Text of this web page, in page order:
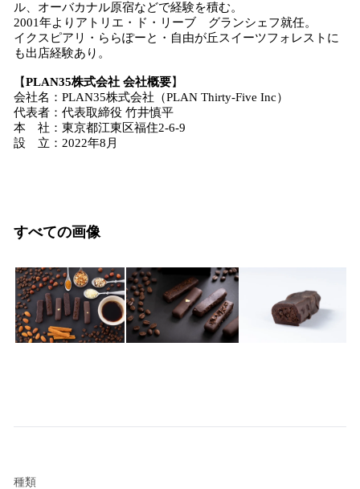
ル、オーバカナル原宿などで経験を積む。
2001年よりアトリエ・ド・リーブ グランシェフ就任。
イクスピアリ・ららぽーと・自由が丘スイーツフォレストに
も出店経験あり。
【PLAN35株式会社 会社概要】
会社名：PLAN35株式会社（PLAN Thirty-Five Inc）
代表者：代表取締役 竹井慎平
本 社：東京都江東区福住2-6-9
設 立：2022年8月
すべての画像
種類